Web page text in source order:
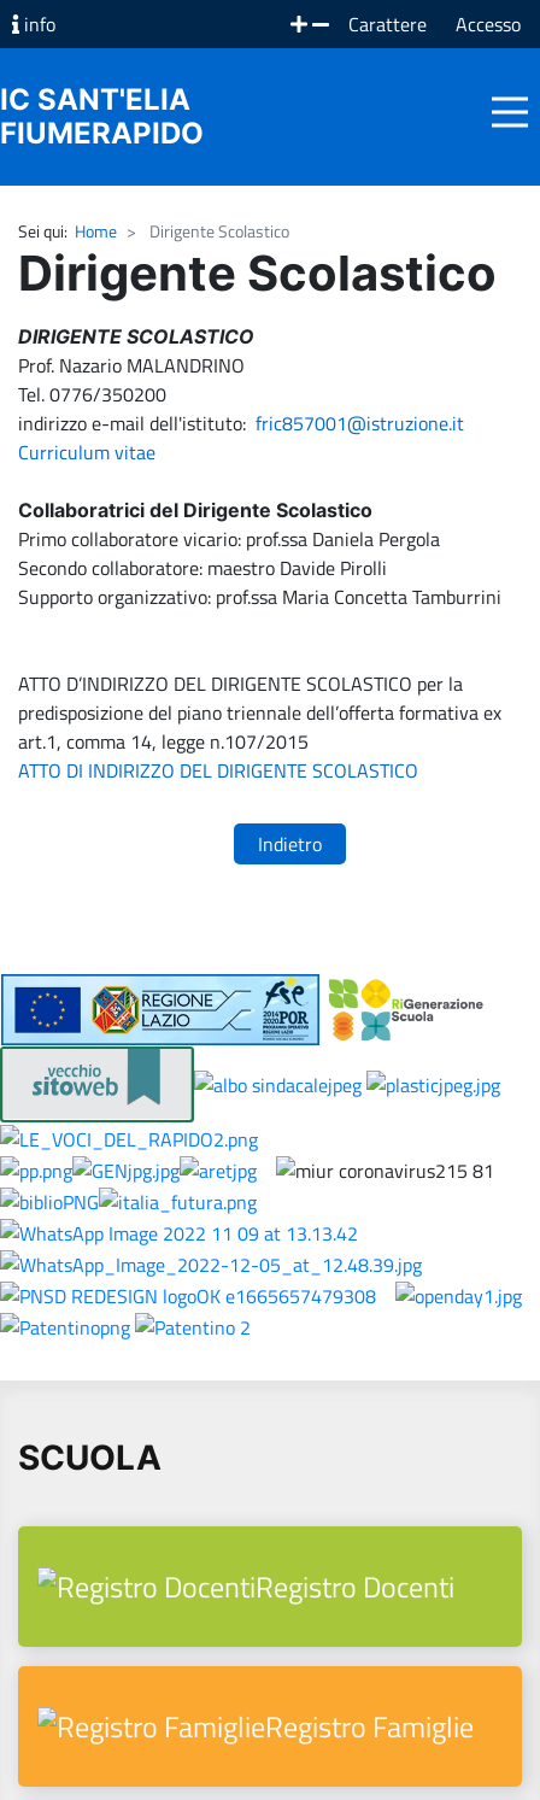
info Carattere Accesso
IC SANT'ELIA
FIUMERAPIDO
HOME
ISTITUTO
FAMIGLIE
DOCENTI E ATA
COMUNICAZIONI
REGISTRO
REGOLAMENTI
Sei qui: Home Dirigente Scolastico
Dirigente Scolastico
DIRIGENTE SCOLASTICO
Prof. Nazario MALANDRINO
Tel. 0776/350200
indirizzo e-mail dell'istituto: fric857001@istruzione.it
Curriculum vitae
Collaboratrici del Dirigente Scolastico
Primo collaboratore vicario: prof.ssa Daniela Pergola
Secondo collaboratore: maestro Davide Pirolli
Supporto organizzativo: prof.ssa Maria Concetta Tamburrini
ATTO D’INDIRIZZO DEL DIRIGENTE SCOLASTICO per la
predisposizione del piano triennale dell’offerta formativa ex
art.1, comma 14, legge n.107/2015
ATTO DI INDIRIZZO DEL DIRIGENTE SCOLASTICO
Indietro
SCUOLA
Registro Docenti
Registro Famiglie